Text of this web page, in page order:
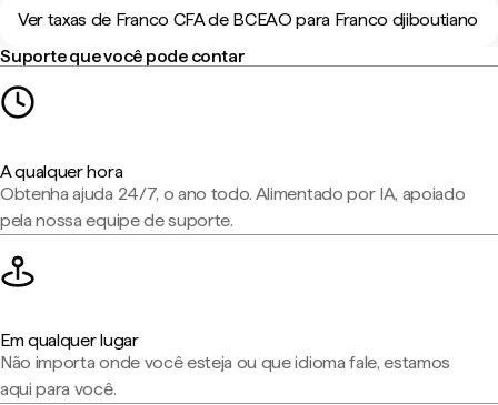
Ver taxas de Franco CFA de BCEAO para Franco djiboutiano
Suporte que você pode contar
A qualquer hora
Obtenha ajuda 24/7, o ano todo. Alimentado por IA, apoiado
pela nossa equipe de suporte.
Em qualquer lugar
Não importa onde você esteja ou que idioma fale, estamos
aqui para você.